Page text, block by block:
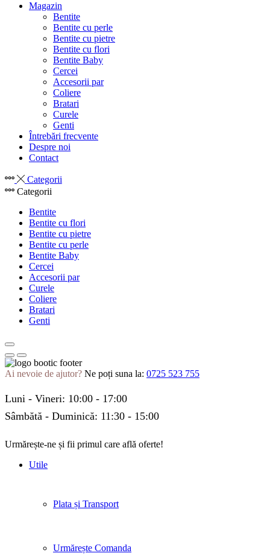
Magazin
Bentite
Bentite cu perle
Bentite cu pietre
Bentite cu flori
Bentite Baby
Cercei
Accesorii par
Coliere
Bratari
Curele
Genti
Întrebări frecvente
Despre noi
Contact
Categorii
Categorii
Bentite
Bentite cu flori
Bentite cu pietre
Bentite cu perle
Bentite Baby
Cercei
Accesorii par
Curele
Coliere
Bratari
Genti
Ai nevoie de ajutor? Ne poți suna la: 0725 523 755
Luni - Vineri: 10:00 - 17:00
Sâmbătă - Duminică: 11:30 - 15:00
Urmărește-ne și fii primul care află oferte!
Utile
Plata și Transport
Urmărește Comanda